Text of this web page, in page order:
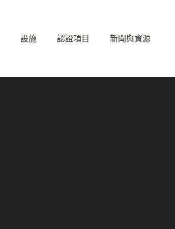
設施 認證項目 新聞與資源